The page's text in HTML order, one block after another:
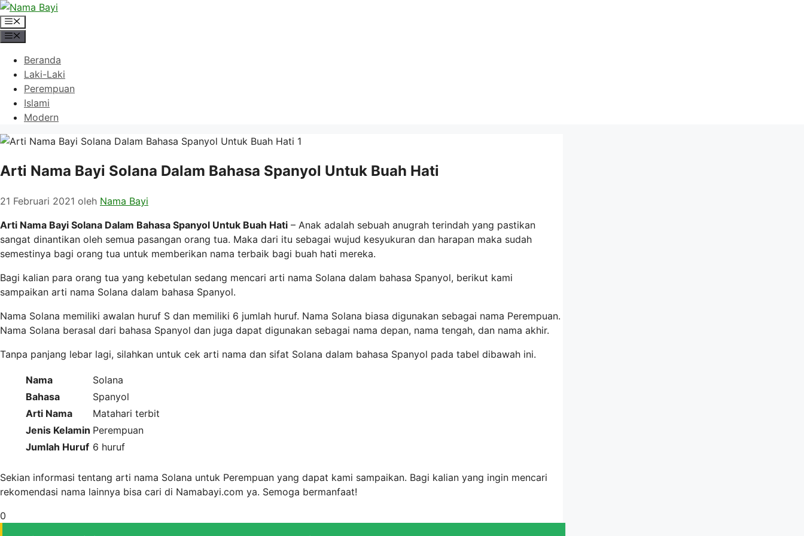
Langsung
ke
isi
Menu
Beranda
Laki-Laki
Perempuan
Islami
Modern
Arti Nama Bayi Solana Dalam Bahasa Spanyol Untuk Buah Hati
21 Februari 2021 oleh Nama Bayi
Arti Nama Bayi Solana Dalam Bahasa Spanyol Untuk Buah Hati – Anak adalah sebuah anugrah terindah yang pastikan
sangat dinantikan oleh semua pasangan orang tua. Maka dari itu sebagai wujud kesyukuran dan harapan maka sudah
semestinya bagi orang tua untuk memberikan nama terbaik bagi buah hati mereka.
Bagi kalian para orang tua yang kebetulan sedang mencari arti nama Solana dalam bahasa Spanyol, berikut kami
sampaikan arti nama Solana dalam bahasa Spanyol.
Nama Solana memiliki awalan huruf S dan memiliki 6 jumlah huruf. Nama Solana biasa digunakan sebagai nama Perempuan.
Nama Solana berasal dari bahasa Spanyol dan juga dapat digunakan sebagai nama depan, nama tengah, dan nama akhir.
Tanpa panjang lebar lagi, silahkan untuk cek arti nama dan sifat Solana dalam bahasa Spanyol pada tabel dibawah ini.
Nama
Solana
Bahasa
Spanyol
Arti Nama
Matahari terbit
Jenis Kelamin Perempuan
Jumlah Huruf 6 huruf
Sekian informasi tentang arti nama Solana untuk Perempuan yang dapat kami sampaikan. Bagi kalian yang ingin mencari
rekomendasi nama lainnya bisa cari di Namabayi.com ya. Semoga bermanfaat!
0